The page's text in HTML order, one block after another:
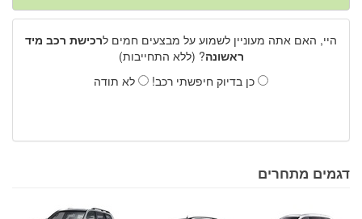
היי, האם אתה מעוניין לשמוע על מבצעים חמים לרכישת רכב מיד
ראשונה? (ללא התחייבות)
כן בדיוק חיפשתי רכב!
לא תודה
דגמים מתחרים